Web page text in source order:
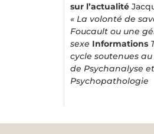
sur l’actualité
« La volonté de
Foucault ou une
sexe Informations
cycle soutenues
de Psychanalyse
Psychopathologie